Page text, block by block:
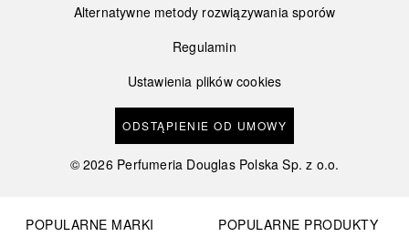
Alternatywne metody rozwiązywania sporów
Regulamin
Ustawienia plików cookies
ODSTĄPIENIE OD UMOWY
©2026 Perfumeria Douglas Polska Sp. z o.o.
POPULARNE MARKI
POPULARNE PRODUKTY